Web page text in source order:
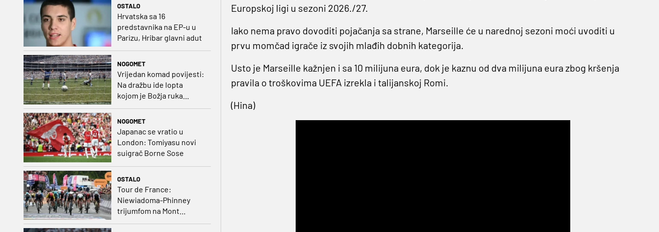
OSTALO
Hrvatska sa 16
predstavnika na EP-u u
Parizu, Hribar glavni adut
NOGOMET
Vrijedan komad povijesti:
Na dražbu ide lopta
kojom je Božja ruka
NOGOMET
Japanac se vratio u
London: Tomiyasu novi
suigrač Borne Sose
OSTALO
Tour de France:
Niewiadoma-Phinney
trijumfom na Mont
Ventoux preuzela žutu
Europskoj ligi u sezoni 2026./27.
Iako nema pravo dovoditi pojačanja sa strane, Marseille će u narednoj sezoni moći uvoditi u
prvu momčad igrače iz svojih mlađih dobnih kategorija.
Usto je Marseille kažnjen i sa 10 milijuna eura, dok je kaznu od dva milijuna eura zbog kršenja
pravila o troškovima UEFA izrekla i talijanskoj Romi.
(Hina)